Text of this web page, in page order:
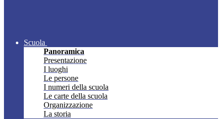
Scuola
Panoramica
Presentazione
I luoghi
Le persone
I numeri della scuola
Le carte della scuola
Organizzazione
La storia